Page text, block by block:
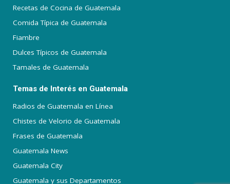
Recetas de Cocina de Guatemala
Comida Típica de Guatemala
Fiambre
Dulces Típicos de Guatemala
Tamales de Guatemala
Temas de Interés en Guatemala
Radios de Guatemala en Línea
Chistes de Velorio de Guatemala
Frases de Guatemala
Guatemala News
Guatemala City
Guatemala y sus Departamentos